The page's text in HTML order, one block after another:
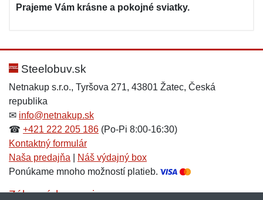
Prajeme Vám krásne a pokojné sviatky.
Steelobuv.sk
Netnakup s.r.o., Tyršova 271, 43801 Žatec, Česká
republika
✉ info@netnakup.sk
☎ +421 222 205 186 (Po-Pi 8:00-16:30)
Kontaktný formulár
Naša predajňa
Náš výdajný box
Ponúkame mnoho možností platieb.
Zákaznícky servis